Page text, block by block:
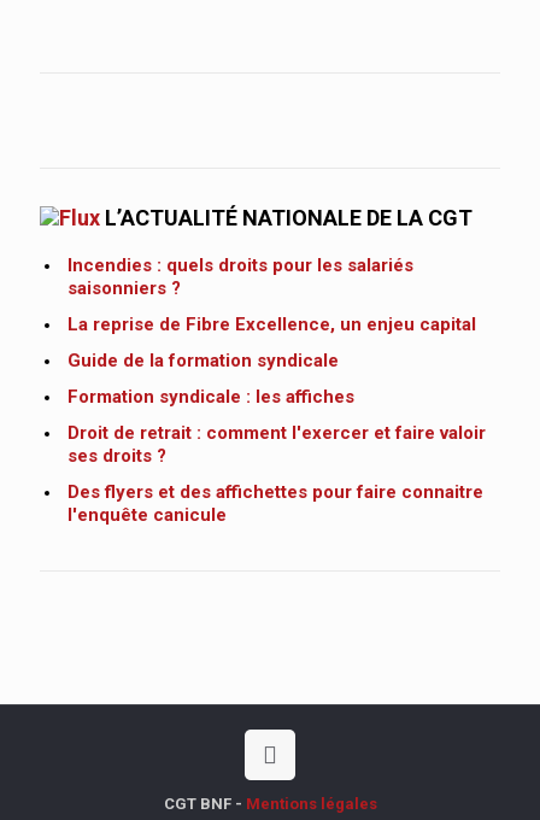
L’ACTUALITÉ NATIONALE DE LA CGT
Incendies : quels droits pour les salariés
saisonniers ?
La reprise de Fibre Excellence, un enjeu capital
Guide de la formation syndicale
Formation syndicale : les affiches
Droit de retrait : comment l'exercer et faire valoir
ses droits ?
Des flyers et des affichettes pour faire connaitre
l'enquête canicule
CGT BNF - Mentions légales